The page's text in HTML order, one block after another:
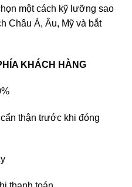
một cách kỹ lưỡng sao
Châu Á, Âu, Mỹ và bắt
KHÁCH HÀNG
thận trước khi đóng